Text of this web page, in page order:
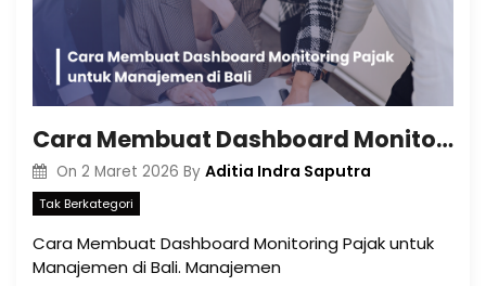
Cara Membuat Dashboard Monitoring Pajak untuk Manajemen di Bali
On 2 Maret 2026 By Aditia Indra Saputra
Tak Berkategori
Cara Membuat Dashboard Monitoring Pajak untuk
Manajemen di Bali. Manajemen